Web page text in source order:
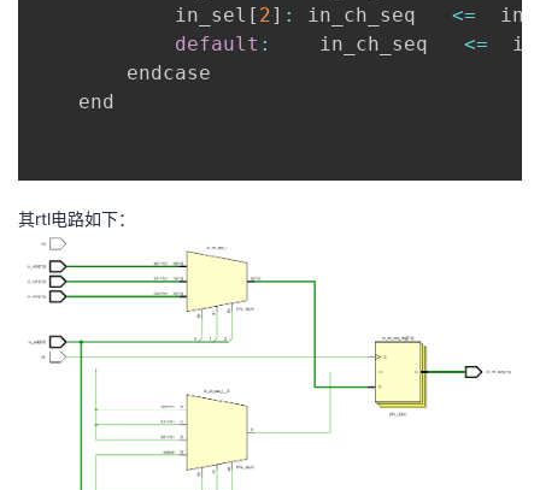
            in_sel
[ 2] : in_ch_seq <=
default :
    in_ch_seq
<=
        endcase
    end
其rtl电路如下：